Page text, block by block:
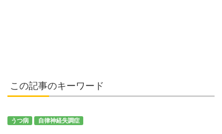
この記事のキーワード
うつ病 自律神経失調症